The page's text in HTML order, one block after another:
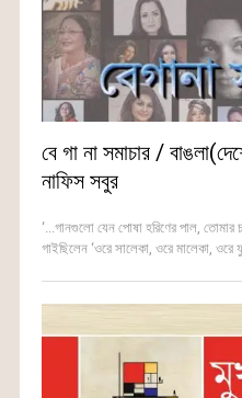
বে গা না সমাচার /
নাফিস সবুর
‘...গানগুলো যেন পোষা হরিণের পাল, তোমার
গাইছিলেন ‘ওরে সালেকা, ওরে মালেকা, ওরে